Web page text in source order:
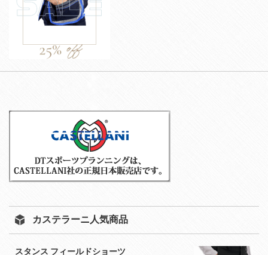
カステラーニ人気商品
スタンス フィールドショーツ